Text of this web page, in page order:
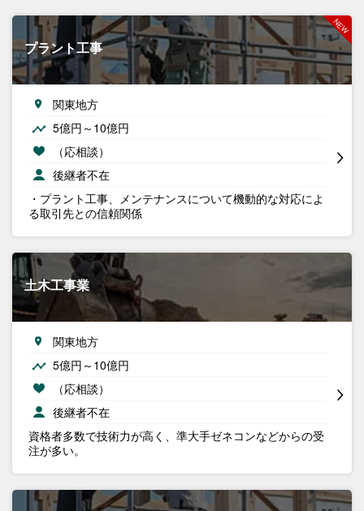
プラント工事
関東地方
5億円～10億円
（応相談）
後継者不在
・プラント工事、メンテナンスについて機動的な対応によ
る取引先との信頼関係
土木工事業
関東地方
5億円～10億円
（応相談）
後継者不在
資格者多数で技術力が高く、準大手ゼネコンなどからの受
注が多い。